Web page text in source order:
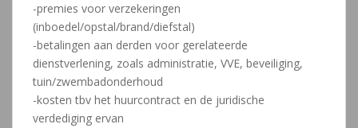
-premies voor verzekeringen
(inboedel/opstal/brand/diefstal)
-betalingen aan derden voor gerelateerde
dienstverlening, zoals administratie, VVE, beveiliging,
tuin/zwembadonderhoud
-kosten tbv het huurcontract en de juridische
verdediging ervan